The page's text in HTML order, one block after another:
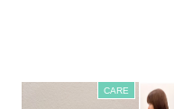
CARE